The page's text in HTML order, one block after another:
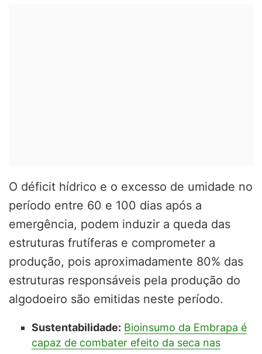
O déficit hídrico e o excesso de umidade no
período entre 60 e 100 dias após a
emergência, podem induzir a queda das
estruturas frutíferas e comprometer a
produção, pois aproximadamente 80% das
estruturas responsáveis pela produção do
algodoeiro são emitidas neste período.
Sustentabilidade: Bioinsumo da Embrapa é
capaz de combater efeito da seca nas